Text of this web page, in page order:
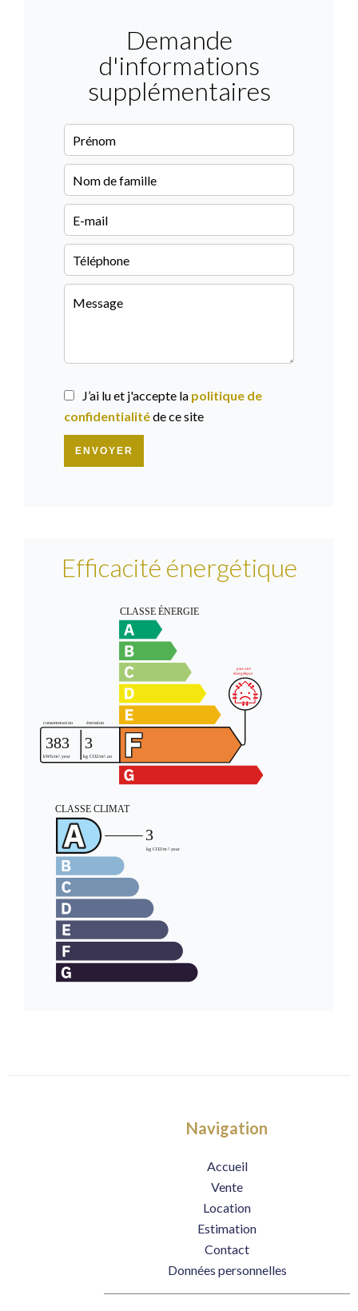
Demande
d'informations
supplémentaires
J’ai lu et j'accepte la politique de
confidentialitéde ce site
ENVOYER
Efficacité énergétique
Navigation
Accueil
Vente
Location
Estimation
Contact
Données personnelles